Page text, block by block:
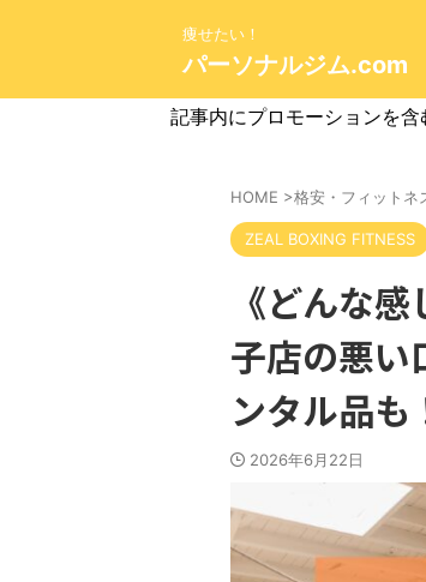
痩せたい！
パーソナルジム.com
記事内にプロモーションを
HOME >格安・フィットネ
ZEAL BOXING FITNESS
《どんな
子店の悪い
ンタル品も
2026年6月22日